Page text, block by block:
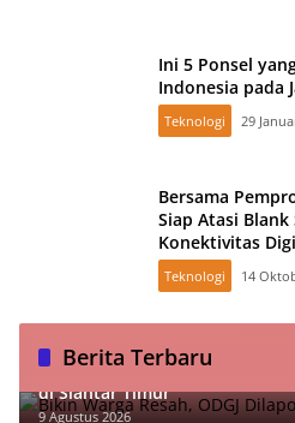
Ini 5 Ponsel
Indonesia pada
Teknologi 29
Bersama
Siap Atasi
Konektivitas
Teknologi 14
Berita Terbaru
Bikin Warga Resah, ODGJ
di Siantar Timur
9 Agustus 2026